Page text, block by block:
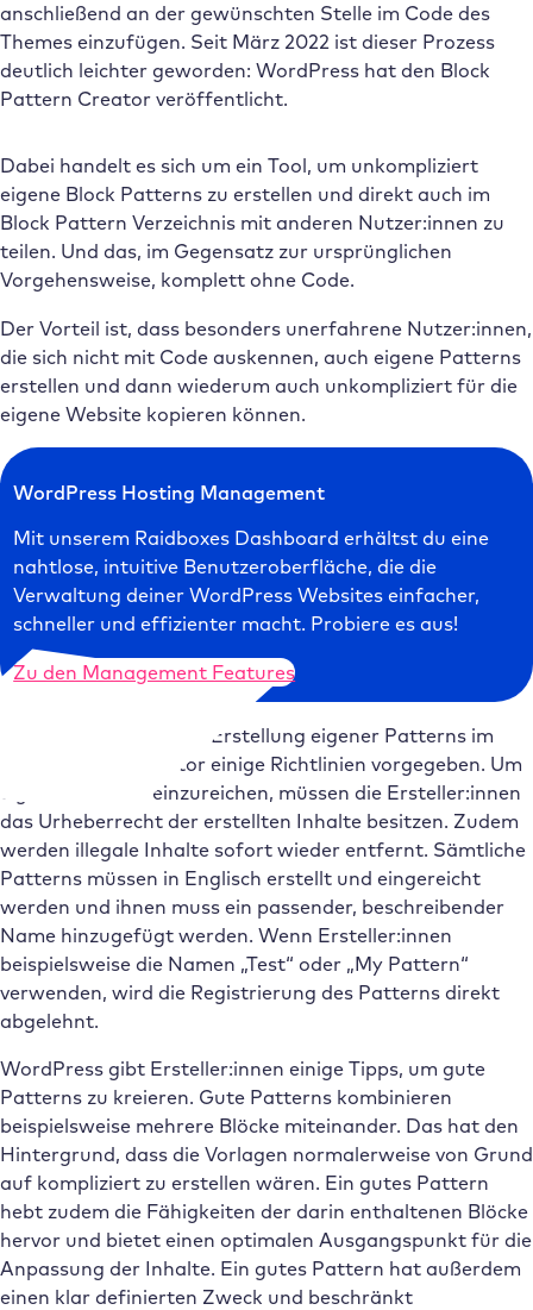
anschließend an der gewünschten Stelle im Code des
Themes einzufügen. Seit März 2022 ist dieser Prozess
deutlich leichter geworden: WordPress hat den Block
Pattern Creator veröffentlicht.
Dabei handelt es sich um ein Tool, um unkompliziert
eigene Block Patterns zu erstellen und direkt auch im
Block Pattern Verzeichnis mit anderen Nutzer:innen zu
teilen. Und das, im Gegensatz zur ursprünglichen
Vorgehensweise, komplett ohne Code.
Der Vorteil ist, dass besonders unerfahrene Nutzer:innen,
die sich nicht mit Code auskennen, auch eigene Patterns
erstellen und dann wiederum auch unkompliziert für die
eigene Website kopieren können.
WordPress Hosting Management
Mit unserem Raidboxes Dashboard erhältst du eine
nahtlose, intuitive Benutzeroberfläche, die die
Verwaltung deiner WordPress Websites einfacher,
schneller und effizienter macht. Probiere es aus!
Zu den Management Features
WordPress hat für die Erstellung eigener Patterns im
Block Pattern Creator einige Richtlinien vorgegeben. Um
eigene Patterns einzureichen, müssen die Ersteller:innen
das Urheberrecht der erstellten Inhalte besitzen. Zudem
werden illegale Inhalte sofort wieder entfernt. Sämtliche
Patterns müssen in Englisch erstellt und eingereicht
werden und ihnen muss ein passender, beschreibender
Name hinzugefügt werden. Wenn Ersteller:innen
beispielsweise die Namen „Test“ oder „My Pattern“
verwenden, wird die Registrierung des Patterns direkt
abgelehnt.
WordPress gibt Ersteller:innen einige Tipps, um gute
Patterns zu kreieren. Gute Patterns kombinieren
beispielsweise mehrere Blöcke miteinander. Das hat den
Hintergrund, dass die Vorlagen normalerweise von Grund
auf kompliziert zu erstellen wären. Ein gutes Pattern
hebt zudem die Fähigkeiten der darin enthaltenen Blöcke
hervor und bietet einen optimalen Ausgangspunkt für die
Anpassung der Inhalte. Ein gutes Pattern hat außerdem
einen klar definierten Zweck und beschränkt